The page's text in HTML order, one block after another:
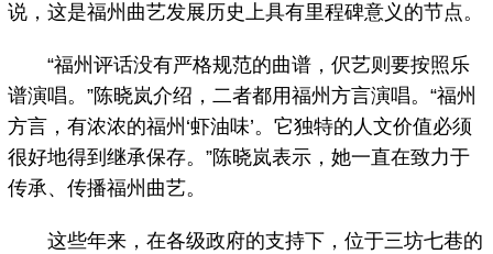
说，这是福州曲艺发展历史上具有里程碑意义的节点。
“福州评话没有严格规范的曲谱，伬艺则要按照乐
谱演唱。”陈晓岚介绍，二者都用福州方言演唱。“福州
方言，有浓浓的福州‘虾油味’。它独特的人文价值必须
很好地得到继承保存。”陈晓岚表示，她一直在致力于
传承、传播福州曲艺。
这些年来，在各级政府的支持下，位于三坊七巷的